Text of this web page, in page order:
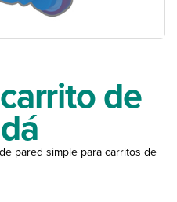
de
pared simple para carritos de